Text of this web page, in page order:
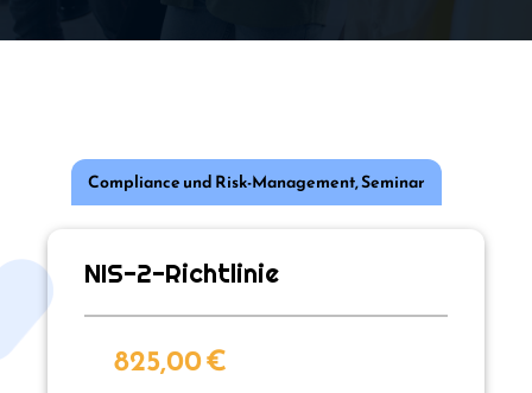
Compliance und Risk-Management,Seminar
NIS-2-Richtlinie
825,00€